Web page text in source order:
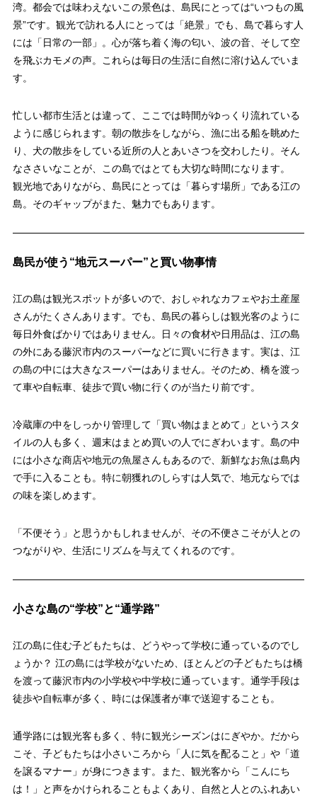
湾。都会では味わえないこの景色は、島民にとっては“いつもの風
景”です。観光で訪れる人にとっては「絶景」でも、島で暮らす人
には「日常の一部」。心が落ち着く海の匂い、波の音、そして空
を飛ぶカモメの声。これらは毎日の生活に自然に溶け込んでいま
す。
忙しい都市生活とは違って、ここでは時間がゆっくり流れている
ように感じられます。朝の散歩をしながら、漁に出る船を眺めた
り、犬の散歩をしている近所の人とあいさつを交わしたり。そん
なささいなことが、この島ではとても大切な時間になります。
観光地でありながら、島民にとっては「暮らす場所」である江の
島。そのギャップがまた、魅力でもあります。
島民が使う“地元スーパー”と買い物事情
江の島は観光スポットが多いので、おしゃれなカフェやお土産屋
さんがたくさんあります。でも、島民の暮らしは観光客のように
毎日外食ばかりではありません。日々の食材や日用品は、江の島
の外にある藤沢市内のスーパーなどに買いに行きます。実は、江
の島の中には大きなスーパーはありません。そのため、橋を渡っ
て車や自転車、徒歩で買い物に行くのが当たり前です。
冷蔵庫の中をしっかり管理して「買い物はまとめて」というスタ
イルの人も多く、週末はまとめ買いの人でにぎわいます。島の中
には小さな商店や地元の魚屋さんもあるので、新鮮なお魚は島内
で手に入ることも。特に朝獲れのしらすは人気で、地元ならでは
の味を楽しめます。
「不便そう」と思うかもしれませんが、その不便さこそが人との
つながりや、生活にリズムを与えてくれるのです。
小さな島の“学校”と“通学路”
江の島に住む子どもたちは、どうやって学校に通っているのでし
ょうか？ 江の島には学校がないため、ほとんどの子どもたちは橋
を渡って藤沢市内の小学校や中学校に通っています。通学手段は
徒歩や自転車が多く、時には保護者が車で送迎することも。
通学路には観光客も多く、特に観光シーズンはにぎやか。だから
こそ、子どもたちは小さいころから「人に気を配ること」や「道
を譲るマナー」が身につきます。また、観光客から「こんにち
は！」と声をかけられることもよくあり、自然と人とのふれあい